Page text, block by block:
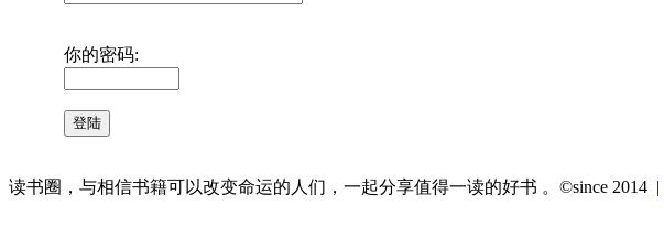
你的密码:
读书圈，与相信书籍可以改变命运的人们，一起分享值得一读的好书 。©since 2014 |